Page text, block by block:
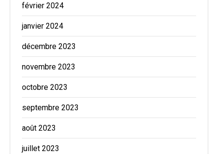
février 2024
janvier 2024
décembre 2023
novembre 2023
octobre 2023
septembre 2023
août 2023
juillet 2023